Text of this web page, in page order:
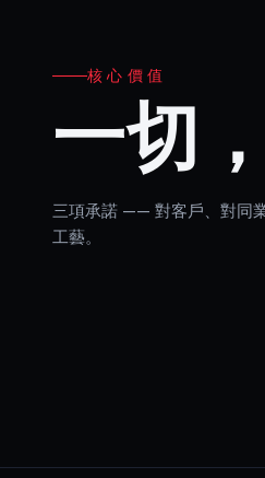
核心價值
一切
三項承諾 —— 對客戶、對同
工藝。